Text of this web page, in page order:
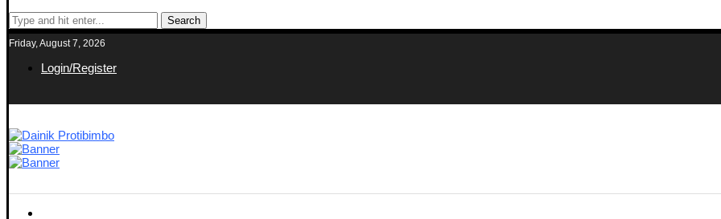
Search
Friday, August 7, 2026
Login/Register